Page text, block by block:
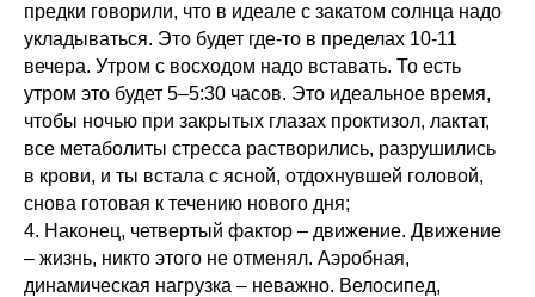
предки говорили, что в идеале с закатом солнца надо
укладываться. Это будет где-то в пределах 10-11
вечера. Утром с восходом надо вставать. То есть
утром это будет 5–5:30 часов. Это идеальное время,
чтобы ночью при закрытых глазах проктизол, лактат,
все метаболиты стресса растворились, разрушились
в крови, и ты встала с ясной, отдохнувшей головой,
снова готовая к течению нового дня;
4. Наконец, четвертый фактор – движение. Движение
– жизнь, никто этого не отменял. Аэробная,
динамическая нагрузка – неважно. Велосипед,